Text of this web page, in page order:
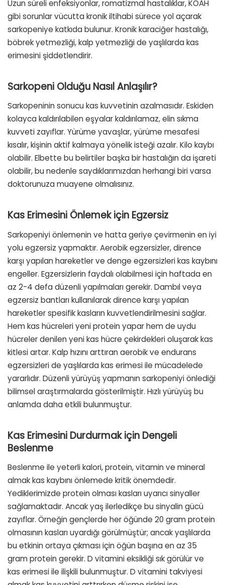
Uzun süreli enfeksiyonlar, romatizmal hastalıklar, KOAH
gibi sorunlar vücutta kronik iltihabi sürece yol açarak
sarkopeniye katkıda bulunur. Kronik karaciğer hastalığı,
böbrek yetmezliği, kalp yetmezliği de yaşlılarda kas
erimesini şiddetlendirir.
Sarkopeni Olduğu Nasıl Anlaşılır?
Sarkopeninin sonucu kas kuvvetinin azalmasıdır. Eskiden
kolayca kaldırılabilen eşyalar kaldırılamaz, elin sıkma
kuvveti zayıflar. Yürüme yavaşlar, yürüme mesafesi
kısalır, kişinin aktif kalmaya yönelik isteği azalır. Kilo kaybı
olabilir. Elbette bu belirtiler başka bir hastalığın da işareti
olabilir, bu nedenle saydıklarımızdan herhangi biri varsa
doktorunuza muayene olmalısınız.
Kas Erimesini Önlemek için Egzersiz
Sarkopeniyi önlemenin ve hatta geriye çevirmenin en iyi
yolu egzersiz yapmaktır. Aerobik egzersizler, dirence
karşı yapılan hareketler ve denge egzersizleri kas kaybını
engeller. Egzersizlerin faydalı olabilmesi için haftada en
az 2-4 defa düzenli yapılmaları gerekir. Dambıl veya
egzersiz bantları kullanılarak dirence karşı yapılan
hareketler spesifik kasların kuvvetlendirilmesini sağlar.
Hem kas hücreleri yeni protein yapar hem de uydu
hücreler denilen yeni kas hücre çekirdekleri oluşarak kas
kitlesi artar. Kalp hızını arttıran aerobik ve endurans
egzersizleri de yaşlılarda kas erimesi ile mücadelede
yararlıdır. Düzenli yürüyüş yapmanın sarkopeniyi önlediği
bilimsel araştırmalarda gösterilmiştir. Hızlı yürüyüş bu
anlamda daha etkili bulunmuştur.
Kas Erimesini Durdurmak için Dengeli
Beslenme
Beslenme ile yeterli kalori, protein, vitamin ve mineral
almak kas kaybını önlemede kritik önemdedir.
Yediklerimizde protein olması kasları uyarıcı sinyaller
sağlamaktadır. Ancak yaş ilerledikçe bu sinyalin gücü
zayıflar. Örneğin gençlerde her öğünde 20 gram protein
olmasının kasları uyardığı görülmüştür; ancak yaşlılarda
bu etkinin ortaya çıkması için öğün başına en az 35
gram protein gerekir. D vitamini eksikliği sık görülür ve
kas erimesi ile ilişkili bulunmuştur. D vitamini takviyesi